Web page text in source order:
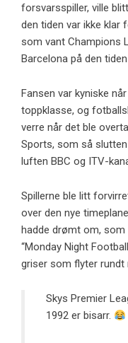
forsvarsspiller, ville
den tiden var ikke klar
som vant Champions
Barcelona på den
Fansen var kyniske
toppklasse, og
verre når det ble
Sports, som så
luften BBC og ITV-
Spillerne ble litt
over den nye
hadde drømt om,
“Monday Night
griser som flyter rundt
Skys Premier
1992 er bisarr.